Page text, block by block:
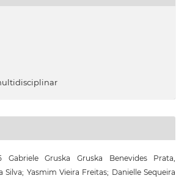
Gruska Gruska Benevides Prata,
Silva; Yasmim Vieira Freitas; Danielle Sequeira